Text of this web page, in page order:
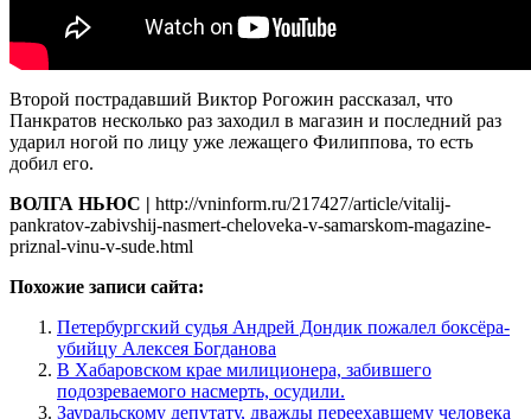
Второй пострадавший Виктор Рогожин рассказал, что
Панкратов несколько раз заходил в магазин и последний раз
ударил ногой по лицу уже лежащего Филиппова, то есть
добил его.
ВОЛГА НЬЮС | http://vninform.ru/217427/article/vitalij-
pankratov-zabivshij-nasmert-cheloveka-v-samarskom-magazine-
priznal-vinu-v-sude.html
Похожие записи сайта:
Петербургский судья Андрей Дондик пожалел боксёра-
убийцу Алексея Богданова
В Хабаровском крае милиционера, забившего
подозреваемого насмерть, осудили.
Зауральскому депутату, дважды переехавшему человека